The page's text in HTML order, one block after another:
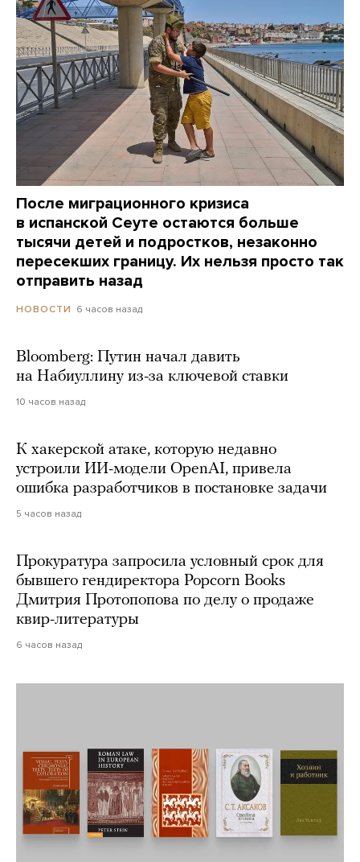
После миграционного кризиса
в испанской Сеуте остаются больше
тысячи детей и подростков, незаконно
пересекших границу. Их нельзя просто так
отправить назад
НОВОСТИ 6 часов назад
Bloomberg: Путин начал давить
на Набиуллину из-за ключевой ставки
10 часов назад
К хакерской атаке, которую недавно
устроили ИИ-модели OpenAI, привела
ошибка разработчиков в постановке задачи
5 часов назад
Прокуратура запросила условный срок для
бывшего гендиректора Popcorn Books
Дмитрия Протопопова по делу о продаже
квир-литературы
6 часов назад